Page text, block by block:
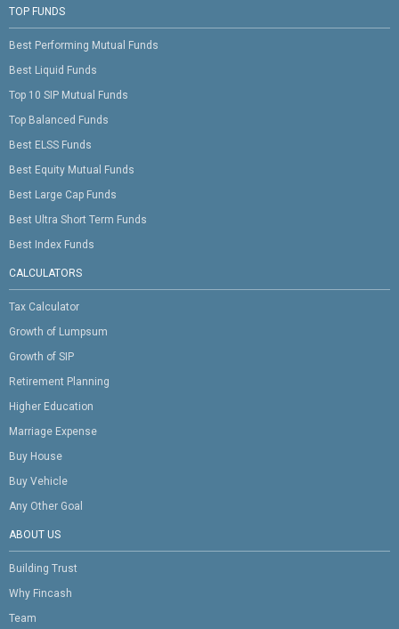
TOP FUNDS
Best Performing Mutual Funds
Best Liquid Funds
Top 10 SIP Mutual Funds
Top Balanced Funds
Best ELSS Funds
Best Equity Mutual Funds
Best Large Cap Funds
Best Ultra Short Term Funds
Best Index Funds
CALCULATORS
Tax Calculator
Growth of Lumpsum
Growth of SIP
Retirement Planning
Higher Education
Marriage Expense
Buy House
Buy Vehicle
Any Other Goal
ABOUT US
Building Trust
Why Fincash
Team